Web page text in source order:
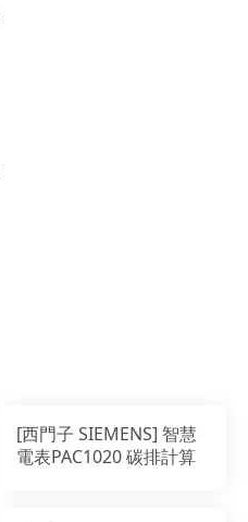
[西門子 SIEMENS] 智慧
電表PAC1020 碳排計算